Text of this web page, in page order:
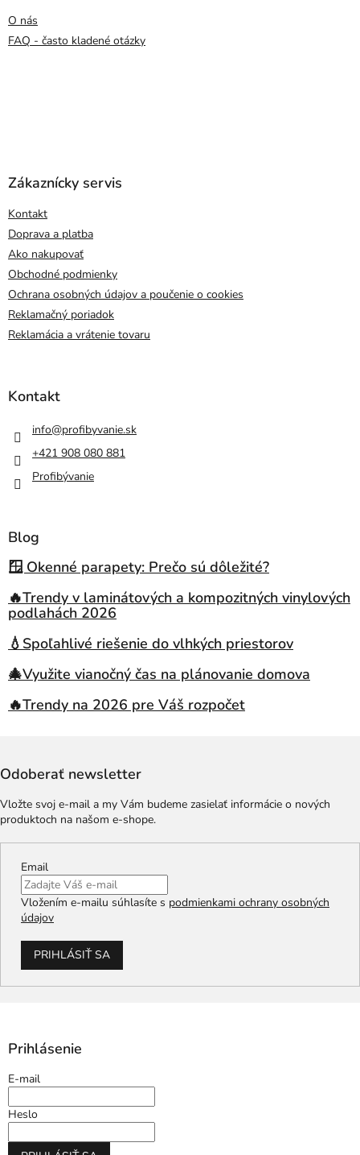
O nás
FAQ - často kladené otázky
Zákaznícky servis
Kontakt
Doprava a platba
Ako nakupovať
Obchodné podmienky
Ochrana osobných údajov a poučenie o cookies
Reklamačný poriadok
Reklamácia a vrátenie tovaru
Kontakt
info@profibyvanie.sk
+421 908 080 881
Profibývanie
Blog
🪟 Okenné parapety: Prečo sú dôležité?
🔥Trendy v laminátových a kompozitných vinylových
podlahách 2026
💧Spoľahlivé riešenie do vlhkých priestorov
🎄Využite vianočný čas na plánovanie domova
🔥Trendy na 2026 pre Váš rozpočet
Odoberať newsletter
Vložte svoj e-mail a my Vám budeme zasielať informácie o nových
produktoch na našom e-shope.
Email
Vložením e-mailu súhlasíte s podmienkami ochrany osobných
údajov
PRIHLÁSIŤ SA
Prihlásenie
E-mail
Heslo